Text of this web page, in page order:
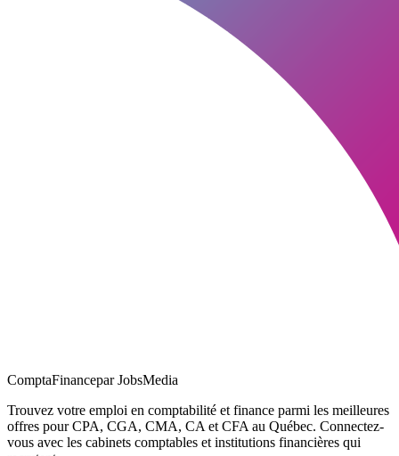
ComptaFinancepar JobsMedia
Trouvez votre emploi en comptabilité et finance parmi les meilleures
offres pour CPA, CGA, CMA, CA et CFA au Québec. Connectez-
vous avec les cabinets comptables et institutions financières qui